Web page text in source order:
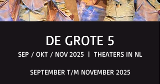
DE GROTE 5
SEP / OKT / NOV 2025
  |
THEATERS IN NL
SEPTEMBER T/M NOVEMBER 2025